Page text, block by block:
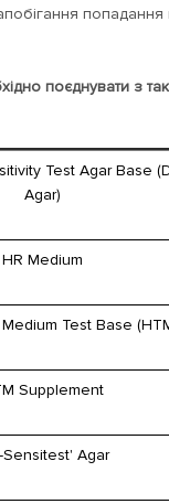
попадання
поєднувати з
Test Agar Base
Agar)
HR Medium
Test Base
Supplement
Sensitest' Agar